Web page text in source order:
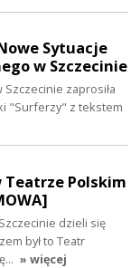
Sytuacje
w Szczecinie
zaprosiła
"Surferzy" z tekstem
Polskim
dzieli się
był to Teatr
» więcej